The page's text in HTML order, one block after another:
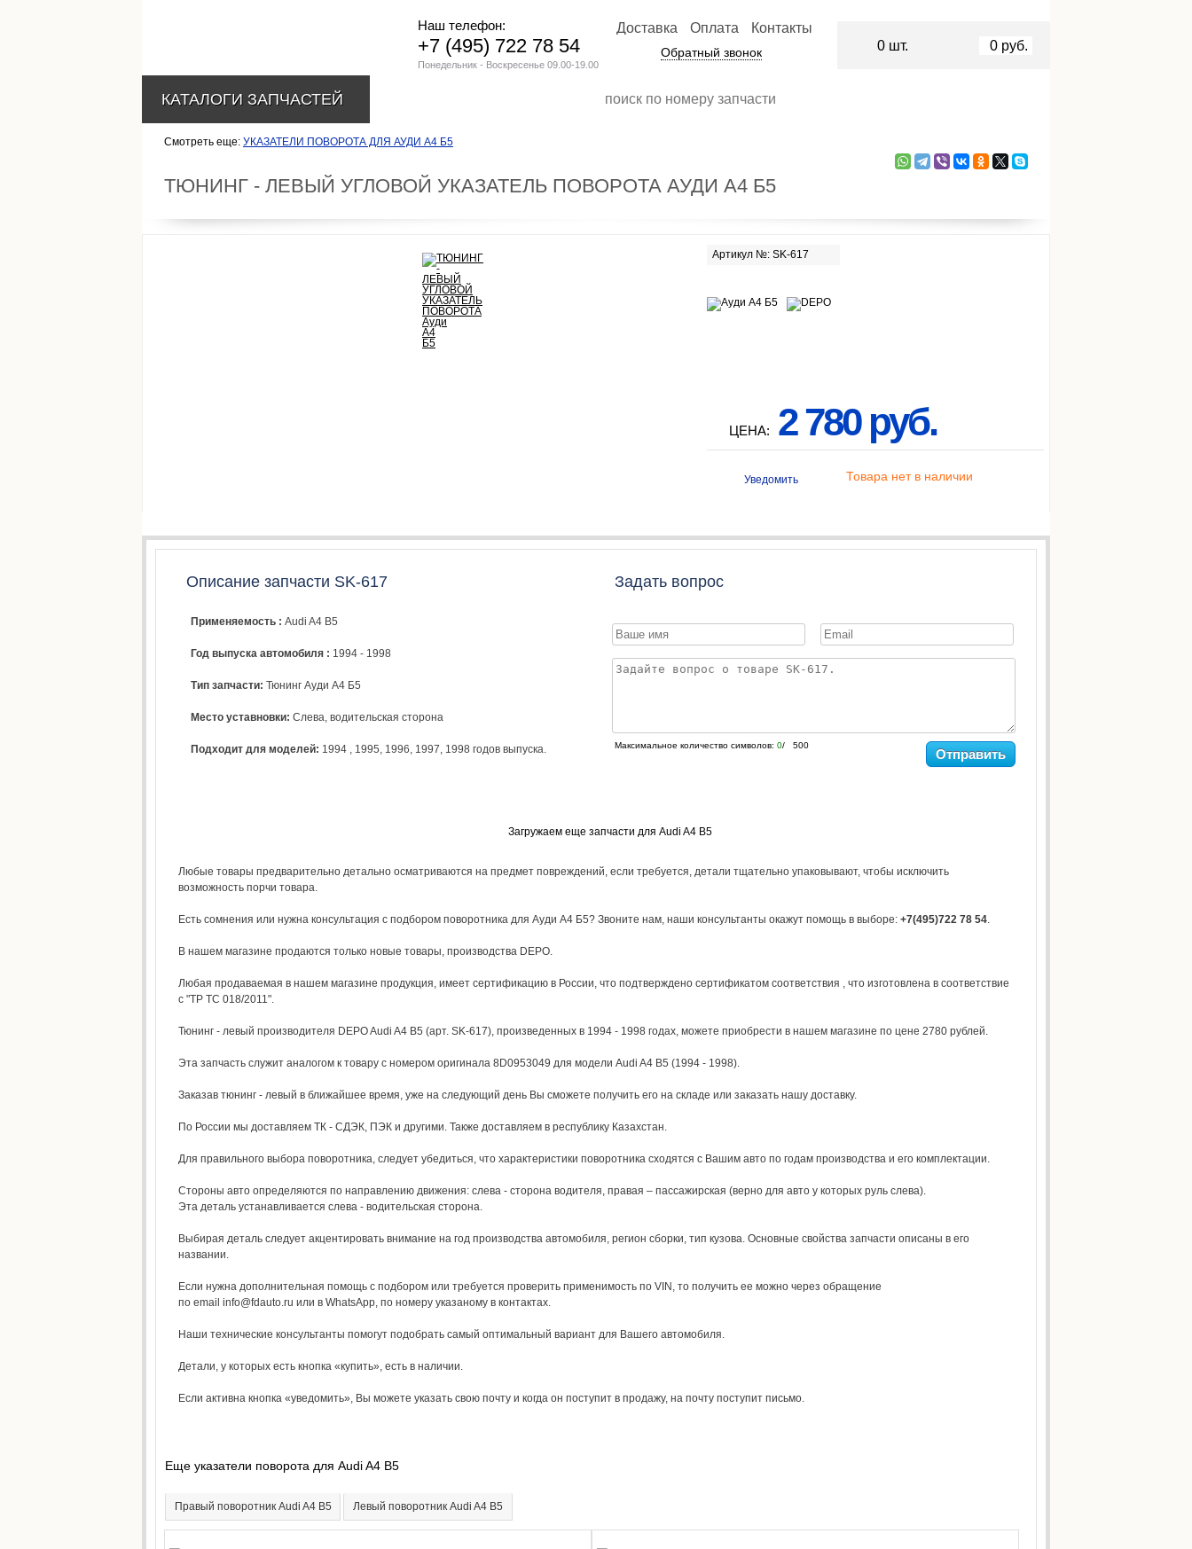
Смотреть еще: УКАЗАТЕЛИ ПОВОРОТА ДЛЯ АУДИ А4 Б5
ТЮНИНГ - ЛЕВЫЙ УГЛОВОЙ УКАЗАТЕЛЬ ПОВОРОТА АУДИ А4 Б5
Артикул №: SK-617
ЦЕНА: 2 780 руб.
Товара нет в наличии
Уведомить
Описание запчасти SK-617
Применяемость : Audi A4 B5
Год выпуска автомобиля : 1994 - 1998
Тип запчасти: Тюнинг Ауди А4 Б5
Место уставновки: Слева, водительская сторона
Подходит для моделей: 1994 , 1995, 1996, 1997, 1998 годов выпуска.
Задать вопрос
Максимальное количество символов: 0/ 500
Отправить
Загружаем еще запчасти для Audi A4 B5
Любые товары предварительно детально осматриваются на предмет повреждений, если требуется, детали тщательно упаковывают, чтобы исключить
возможность порчи товара.
Есть сомнения или нужна консультация с подбором поворотника для Ауди А4 Б5? Звоните нам, наши консультанты окажут помощь в выборе: +7(495)722 78 54.
В нашем магазине продаются только новые товары, производства DEPO.
Любая продаваемая в нашем магазине продукция, имеет сертификацию в России, что подтверждено сертификатом соответствия , что изготовлена в соответствие
с "ТР ТС 018/2011".
Тюнинг - левый производителя DEPO Audi A4 B5 (арт. SK-617), произведенных в 1994 - 1998 годах, можете приобрести в нашем магазине по цене 2780 рублей.
Эта запчасть служит аналогом к товару с номером оригинала 8D0953049 для модели Audi A4 B5 (1994 - 1998).
Заказав тюнинг - левый в ближайшее время, уже на следующий день Вы сможете получить его на складе или заказать нашу доставку.
По России мы доставляем ТК - СДЭК, ПЭК и другими. Также доставляем в республику Казахстан.
Для правильного выбора поворотника, следует убедиться, что характеристики поворотника сходятся с Вашим авто по годам производства и его комплектации.
Стороны авто определяются по направлению движения: слева - сторона водителя, правая – пассажирская (верно для авто у которых руль слева).
Эта деталь устанавливается слева - водительская сторона.
Выбирая деталь следует акцентировать внимание на год производства автомобиля, регион сборки, тип кузова. Основные свойства запчасти описаны в его
названии.
Если нужна дополнительная помощь с подбором или требуется проверить применимость по VIN, то получить ее можно через обращение
по email info@fdauto.ru или в WhatsApp, по номеру указаному в контактах.
Наши технические консультанты помогут подобрать самый оптимальный вариант для Вашего автомобиля.
Детали, у которых есть кнопка «купить», есть в наличии.
Если активна кнопка «уведомить», Вы можете указать свою почту и когда он поступит в продажу, на почту поступит письмо.
Еще указатели поворота для Audi A4 B5
Правый поворотник Audi A4 B5 Левый поворотник Audi A4 B5
Наш телефон:
+7 (495) 722 78 54
Понедельник - Воскресенье 09.00-19.00
Доставка Оплата Контакты
Обратный звонок 0 шт. 0 руб.
КАТАЛОГИ ЗАПЧАСТЕЙ